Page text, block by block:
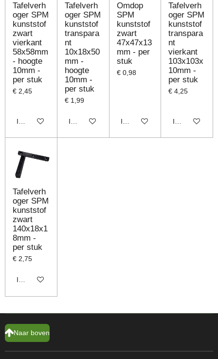
Tafelverh
oger SPM
kunststof
zwart
vierkant
58x58mm
- hoogte
10mm -
per stuk
€ 2,45
In winkelwagen
Tafelverh
oger SPM
kunststof
transpara
nt
10x18x50
mm -
hoogte
10mm -
per stuk
€ 1,99
In winkelwagen
Omdop
SPM
kunststof
zwart
47x47x13
mm - per
stuk
€ 0,98
In winkelwagen
Tafelverh
oger SPM
kunststof
transpara
nt
vierkant
103x103x
10mm -
per stuk
€ 4,25
In
Tafelverh
oger SPM
kunststof
zwart
140x18x1
8mm -
per stuk
€ 2,75
In winkelwagen
Naar boven